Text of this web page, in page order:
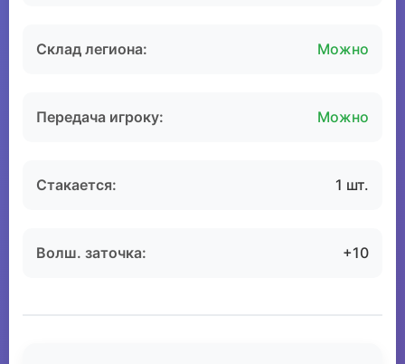
Склад легиона: Можно
Передача игроку: Можно
Стакается: 1 шт.
Волш. заточка: +10